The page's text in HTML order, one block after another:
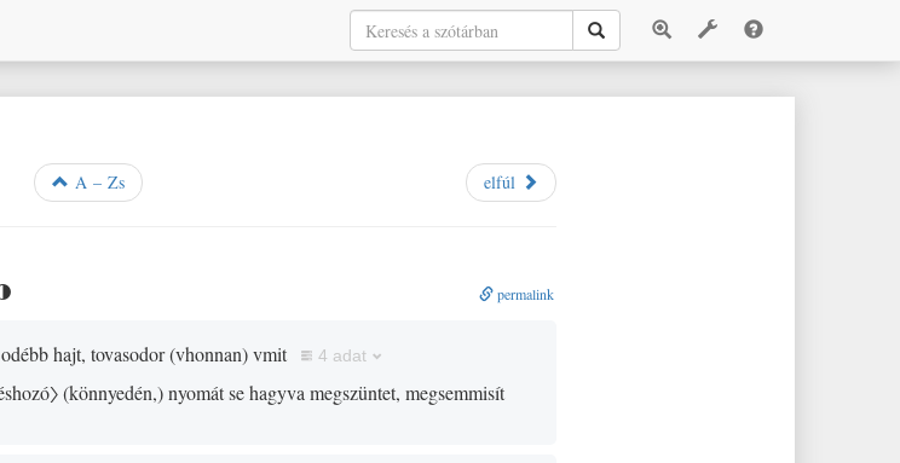
A – Zs elfúl
permalink
hajt, tovasodor(vhonnan)vmit 4 adat
(könnyedén,)nyomát se hagyva megszüntet, megsemmisít